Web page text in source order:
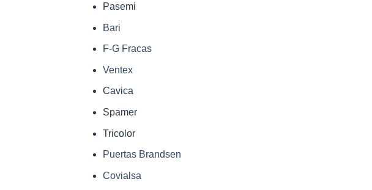
Pasemi
Bari
F-G Fracas
Ventex
Cavica
Spamer
Tricolor
Puertas Brandsen
Covialsa